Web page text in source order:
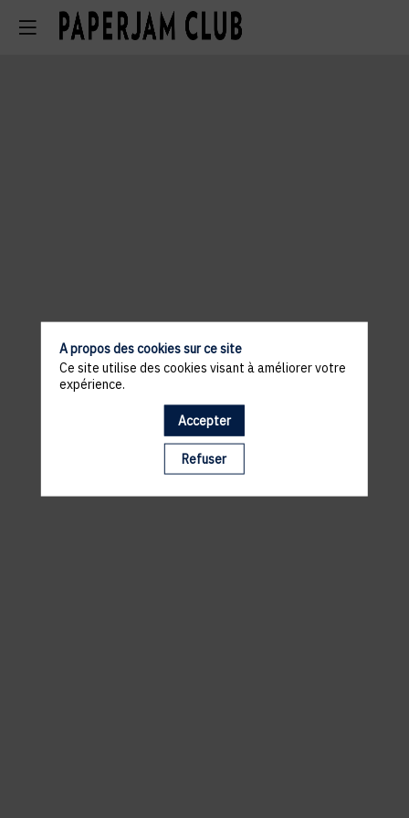
Il manque du contenu : rafraichissez votre navigateur
A propos des cookies sur ce site
Ce site utilise des cookies visant à améliorer votre
expérience.
Accepter
Refuser